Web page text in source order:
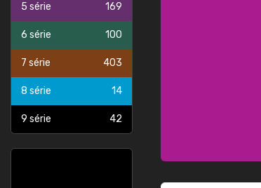
5 série 169
6 série 100
7 série 403
8 série 14
9 série 42